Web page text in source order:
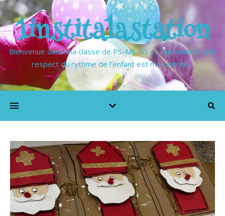
1institalastation
Bienvenue dans ma classe de PS-MS-GS où l'autonomie & le
respect du rythme de l'enfant est ma priorité…